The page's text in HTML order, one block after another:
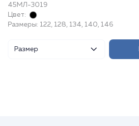
45МЛ-3019
Цвет:
Размеры: 122, 128, 134, 140, 146
Размер